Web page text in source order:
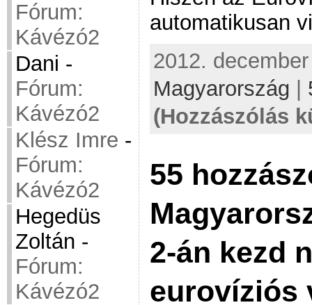
Fórum:
Kávézó2
Dani -
Fórum:
Kávézó2
Klész Imre -
Fórum:
Kávézó2
Hegedüs
Zoltán -
Fórum:
Kávézó2
automatikusan
2012.
Magyarország
(Hozzászólás
55
2-án kezd
eurovíziós